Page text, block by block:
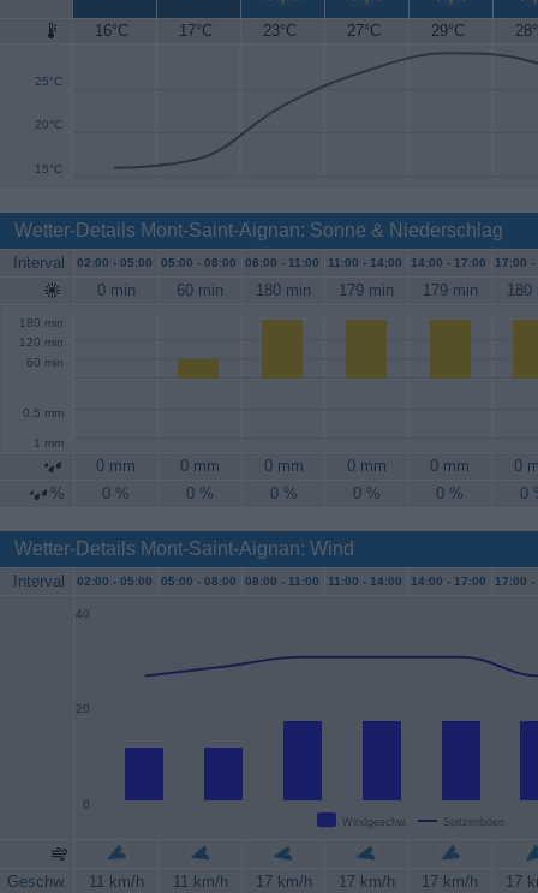
16°C 17°C 23°C 27°C 29°C
15°C
20°C
25°C
30°C
Wetter-Details Mont-Saint-Aignan: Sonne & Niederschlag
Interval 02:00 - 05:00 05:00 - 08:00 08:00 - 11:00 11:00 - 14:00 14:00 - 17:00 17:00 -
0 min 60 min 180 min 179 min 179 min 180
60 min
120 min
180 min
0.5 mm
1 mm
0 mm 0 mm 0 mm 0 mm 0 mm
0
%
0 % 0 % 0 % 0 % 0 % 0
Wetter-Details Mont-Saint-Aignan: Wind
Interval 02:00 - 05:00 05:00 - 08:00 08:00 - 11:00 11:00 - 14:00 14:00 - 17:00 17:00 -
Windgeschw. Spitzenböen
0
20
40
Geschw. 11 km/h 11 km/h 17 km/h 17 km/h 17 km/h
17